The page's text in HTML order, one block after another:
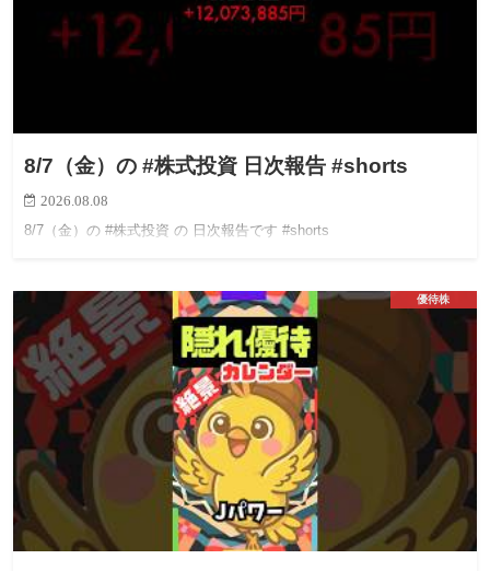
8/7（金）の #株式投資 日次報告 #shorts
2026.08.08
8/7（金）の #株式投資 の 日次報告です #shorts
優待株